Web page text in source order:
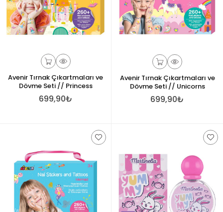
Avenir Tırnak Çıkartmaları ve
Dövme Seti // Princess
699,90₺
Avenir Tırnak Çıkartmaları ve
Dövme Seti // Unicorns
699,90₺